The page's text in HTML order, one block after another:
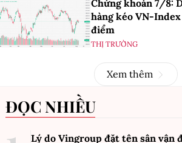
Chứng khoán 7/8:
hàng kéo VN-
điểm
THỊ TRƯỜNG
Xem thêm
ĐỌC NHIỀU
Lý do Vingroup đặt tên sân vận